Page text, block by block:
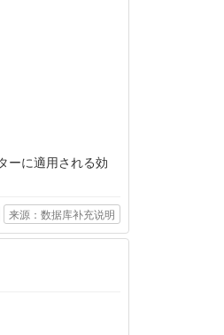
ーに適用される効
来源：数据库补充说明